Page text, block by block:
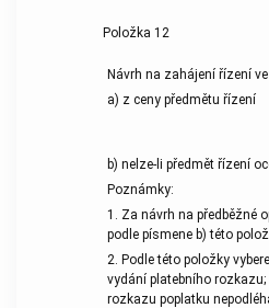
Položka 12
Návrh na zahájení řízení
a) z ceny předmětu řízení
b) nelze-li předmět řízení
Poznámky:
1. Za návrh na předběžné
podle písmene b) této
2. Podle této položky
vydání platebního
rozkazu poplatku